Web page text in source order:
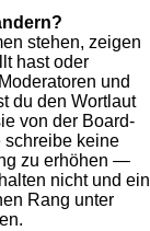
stehen, zeigen
hast oder
und
du den Wortlaut
von der Board-
schreibe keine
zu erhöhen —
nicht und ein
Rang unter